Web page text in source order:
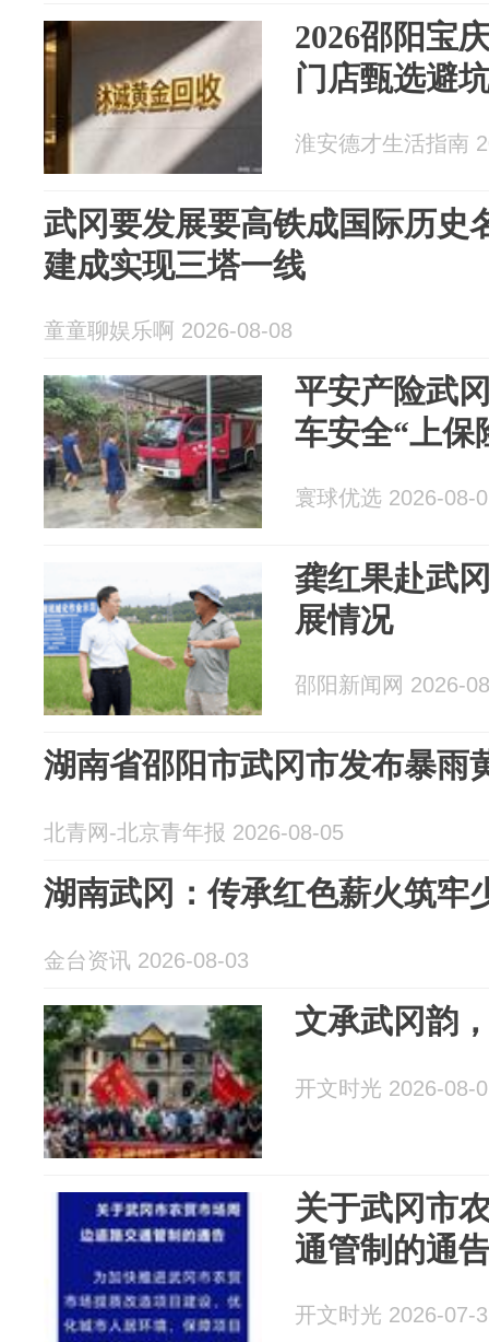
2026邵阳宝
门店甄选避
淮安德才生活指南
武冈要发展要高铁成国际历史
建成实现三塔一线
童童聊娱乐啊 2026-08-08
平安产险武
车安全“上保
寰球优选 2026-08-
龚红果赴武
展情况
邵阳新闻网 2026-
湖南省邵阳市武冈市发布暴雨
北青网-北京青年报 2026-08-05
湖南武冈：传承红色薪火筑牢
金台资讯 2026-08-03
文承武冈韵
开文时光 2026-08-
关于武冈市
通管制的通
开文时光 2026-07-